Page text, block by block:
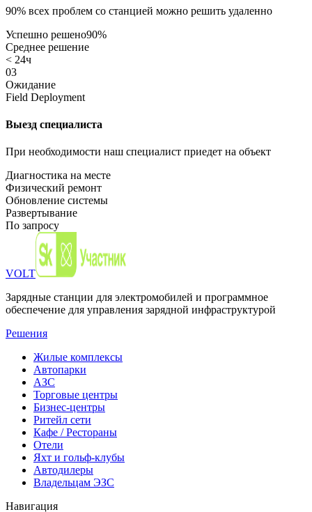
90% всех проблем со станцией можно решить удаленно
Успешно решено90%
Среднее решение
< 24ч
03
Ожидание
Field Deployment
Выезд специалиста
При необходимости наш специалист приедет на объект
Диагностика на месте
Физический ремонт
Обновление системы
Развертывание
По запросу
VOLT
Зарядные станции для электромобилей и программное
обеспечение для управления зарядной инфраструктурой
Решения
Жилые комплексы
Автопарки
АЗС
Торговые центры
Бизнес-центры
Ритейл сети
Кафе / Рестораны
Отели
Яхт и гольф-клубы
Автодилеры
Владельцам ЭЗС
Навигация